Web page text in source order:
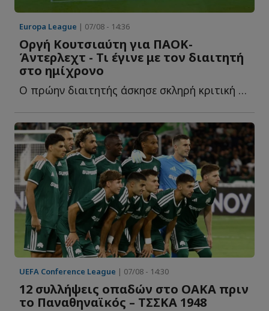
Europa League | 07/08 - 14:36
Οργή Κουτσιαύτη για ΠΑΟΚ-
Άντερλεχτ - Τι έγινε με τον διαιτητή
στο ημίχρονο
Ο πρώην διαιτητής άσκησε σκληρή κριτική στον Ισπανό ρ...
UEFA Conference League | 07/08 - 14:30
12 συλλήψεις οπαδών στο ΟΑΚΑ πριν
το Παναθηναϊκός – ΤΣΣΚΑ 1948